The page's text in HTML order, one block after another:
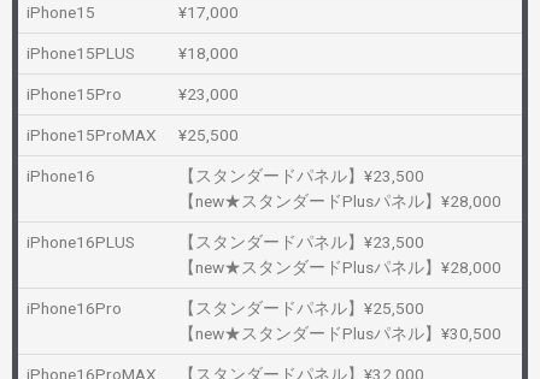
iPhone15 ¥17,000
iPhone15PLUS ¥18,000
iPhone15Pro ¥23,000
iPhone15ProMAX ¥25,500
iPhone16
【スタンダードパネル】¥23,500
【new★スタンダードPlusパネル】¥28,000
iPhone16PLUS
【スタンダードパネル】¥23,500
【new★スタンダードPlusパネル】¥28,000
iPhone16Pro
【スタンダードパネル】¥25,500
【new★スタンダードPlusパネル】¥30,500
iPhone16ProMAX
【スタンダードパネル】¥32,000